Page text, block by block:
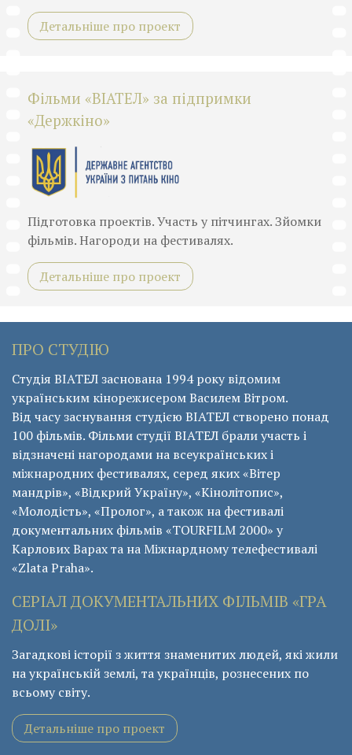
Детальніше про проект
Фільми «ВІАТЕЛ» за підпримки
«Держкіно»
Підготовка проектів. Участь у пітчингах. Зйомки
фільмів. Нагороди на фестивалях.
Детальніше про проект
ПРО СТУДІЮ
Студія ВІАТЕЛ заснована 1994 року відомим
українським кінорежисером Василем Вітром.
Від часу заснування студією ВІАТЕЛ створено понад
100 фільмів. Фільми студії ВІАТЕЛ брали участь і
відзначені нагородами на всеукраїнських і
міжнародних фестивалях, серед яких «Вітер
мандрів», «Відкрий Україну», «Кінолітопис»,
«Молодість», «Пролог», а також на фестивалі
документальних фільмів «ТОURFILM 2000» у
Карлових Варах та на Міжнардному телефестивалі
«Zlata Praha».
СЕРІАЛ ДОКУМЕНТАЛЬНИХ ФІЛЬМІВ «ГРА
ДОЛІ»
Загадкові історії з життя знаменитих людей, які жили
на українській землі, та українців, рознесених по
всьому світу.
Детальніше про проект